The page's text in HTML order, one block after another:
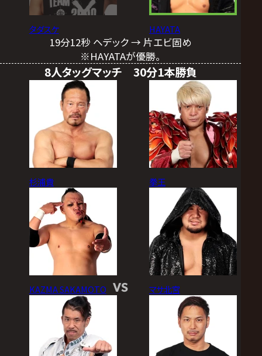
タダスケ HAYATA
19分12秒 ヘデック → 片エビ固め
※HAYATAが優勝。
8人タッグマッチ 30分1本勝負
杉浦貴
KAZMA SAKAMOTO VS
拳王
マサ北宮